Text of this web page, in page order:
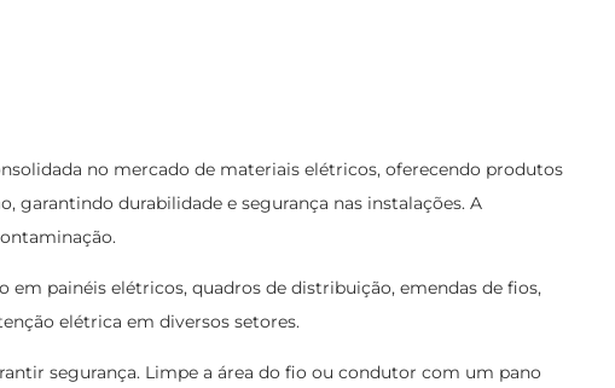
no mercado de materiais elétricos, oferecendo produtos
garantindo durabilidade e segurança nas instalações. A
painéis elétricos, quadros de distribuição, emendas de fios,
elétrica em diversos setores.
segurança. Limpe a área do fio ou condutor com um pano